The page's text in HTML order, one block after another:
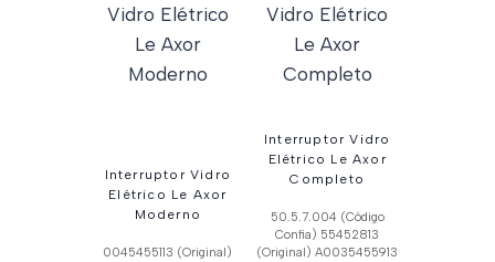
Interruptor Vidro
Elétrico Le Axor
Moderno
0045455113 (Original)
Interruptor Vidro
Elétrico Le Axor
Completo
50.5.7.004 (Código
Confia) 55452813
(Original) A0035455913